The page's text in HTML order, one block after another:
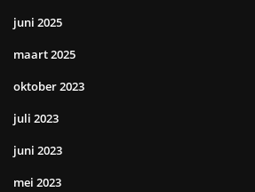
juni 2025
maart 2025
oktober 2023
juli 2023
juni 2023
mei 2023